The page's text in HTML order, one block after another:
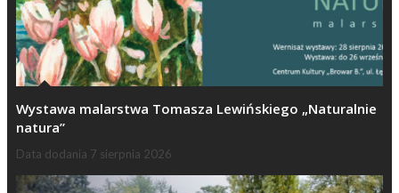
Wystawa malarstwa Tomasza Lewińskiego „Naturalnie
natura”
Data dodania 7 sierpnia 2026